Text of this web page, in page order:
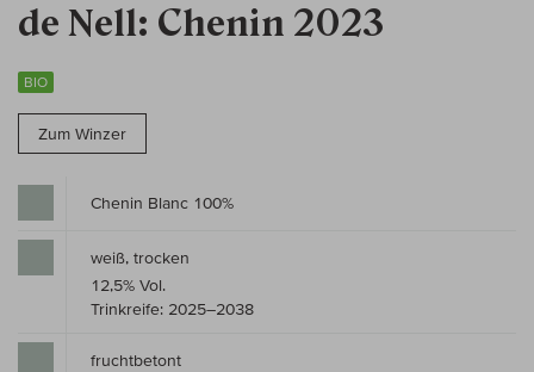
de Nell: Chenin 2023
BIO
Zum Winzer
Chenin Blanc 100%
weiß, trocken
12,5% Vol.
Trinkreife: 2025–2038
fruchtbetont